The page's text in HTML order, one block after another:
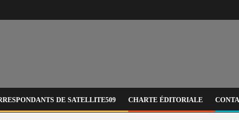
DE SATELLITE509 CHARTE ÉDITORIALE